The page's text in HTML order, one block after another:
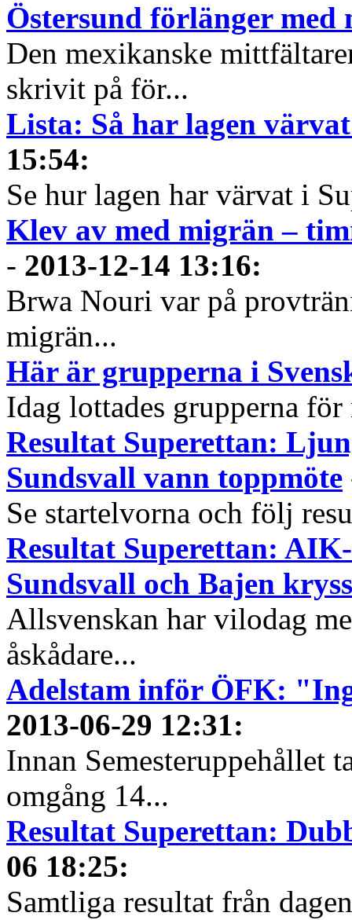
Östersund förlänger
Den mexikanske
skrivit på för...
Lista: Så har lagen
15:54:
Se hur lagen har värvat i
Klev av med migrän –
- 2013-12-14 13:16:
Brwa Nouri var på
migrän...
Här är grupperna i
Idag lottades grupperna för
Resultat Superettan:
Sundsvall vann toppmöte
Se startelvorna och följ
Resultat Superettan:
Sundsvall och Bajen
Allsvenskan har vilodag
åskådare...
Adelstam inför ÖFK:
2013-06-29 12:31:
Innan Semesteruppehållet
omgång 14...
Resultat Superettan:
06 18:25:
Samtliga resultat från